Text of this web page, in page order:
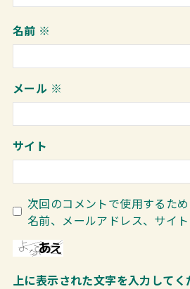
名前 ※
メール ※
サイト
次回のコメントで使用するた
名前、メールアドレス、サイト
上に表示された文字を入力してく